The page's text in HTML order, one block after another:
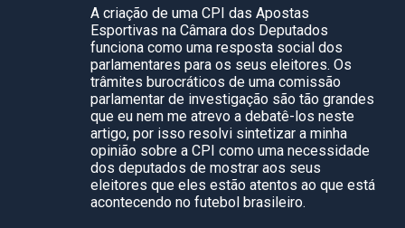
A criação de uma CPI das Apostas
Esportivas na Câmara dos Deputados
funciona como uma resposta social dos
parlamentares para os seus eleitores. Os
trâmites burocráticos de uma comissão
parlamentar de investigação são tão grandes
que eu nem me atrevo a debatê-los neste
artigo, por isso resolvi sintetizar a minha
opinião sobre a CPI como uma necessidade
dos deputados de mostrar aos seus
eleitores que eles estão atentos ao que está
acontecendo no futebol brasileiro.